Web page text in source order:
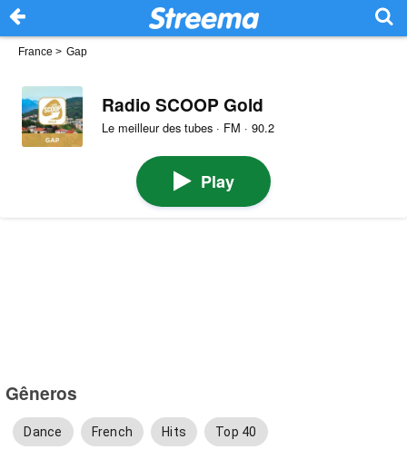
France > Gap
Radio SCOOP Gold
Le meilleur des tubes · FM · 90.2
Play
Gêneros
Dance French Hits Top 40